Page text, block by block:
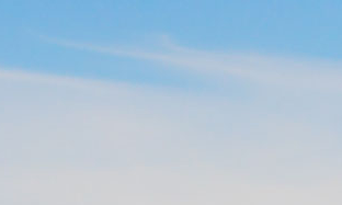
AWAL